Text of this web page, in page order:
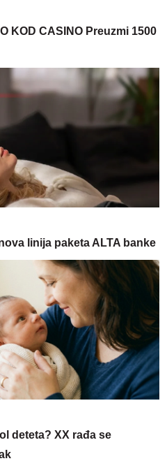
KOD CASINO Preuzmi 1500
linija paketa ALTA banke
deteta? XX rađa se